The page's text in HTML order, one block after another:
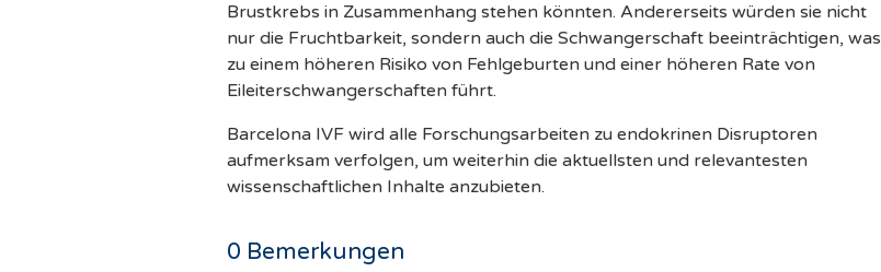
Brustkrebs in Zusammenhang stehen könnten. Andererseits würden sie nicht
nur die Fruchtbarkeit, sondern auch die Schwangerschaft beeinträchtigen, was
zu einem höheren Risiko von Fehlgeburten und einer höheren Rate von
Eileiterschwangerschaften führt.
Barcelona IVF wird alle Forschungsarbeiten zu endokrinen Disruptoren
aufmerksam verfolgen, um weiterhin die aktuellsten und relevantesten
wissenschaftlichen Inhalte anzubieten.
0 Bemerkungen